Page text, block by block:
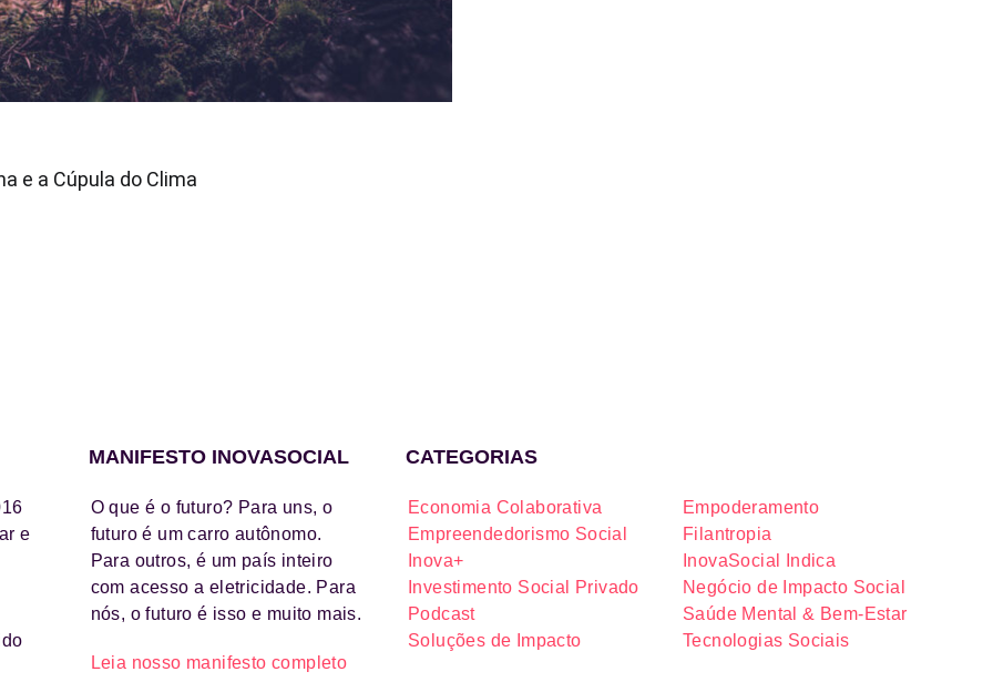
e a Cúpula do Clima
e
MANIFESTO INOVASOCIAL
O que é o futuro? Para uns, o
futuro é um carro autônomo.
Para outros, é um país inteiro
com acesso a eletricidade. Para
nós, o futuro é isso e muito mais.
Leia nosso manifesto completo
CATEGORIAS
Economia Colaborativa
Empoderamento
Empreendedorismo Social
Filantropia
Inova+
InovaSocial Indica
Investimento Social Privado
Negócio de Impacto Social
Podcast
Saúde Mental & Bem-Estar
Soluções de Impacto
Tecnologias Sociais